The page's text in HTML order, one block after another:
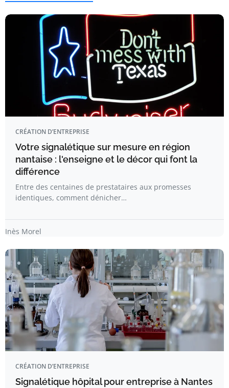
CRÉATION D’ENTREPRISE
Votre signalétique sur mesure en région
nantaise : l'enseigne et le décor qui font la
différence
Entre des centaines de prestataires aux promesses
identiques, comment dénicher…
Inès Morel
CRÉATION D’ENTREPRISE
Signalétique hôpital pour entreprise à Nantes